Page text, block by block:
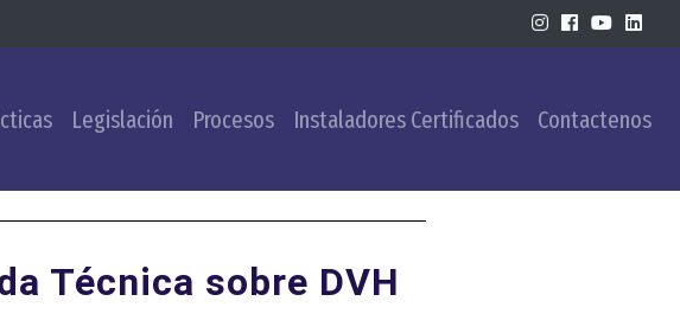
Legislación Procesos Instaladores Certificados Contactenos
Técnica sobre DVH